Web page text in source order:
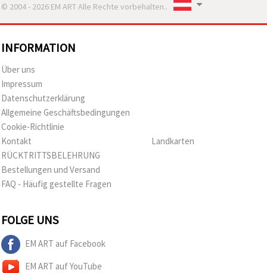
© 2004 - 2026 EM ART Alle Rechte vorbehalten..
INFORMATION
Über uns
Impressum
Datenschutzerklärung
Allgemeine Geschäftsbedingungen
Cookie-Richtlinie
Kontakt
RÜCKTRITTSBELEHRUNG
Bestellungen und Versand
FAQ - Häufig gestellte Fragen
Landkarten
FOLGE UNS
EM ART auf Facebook
EM ART auf YouTube